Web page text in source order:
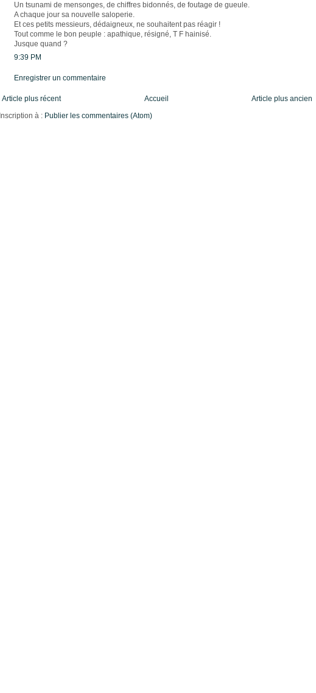
Un tsunami de mensonges, de chiffres bidonnés, de foutage de gueule.
A chaque jour sa nouvelle saloperie.
Et ces petits messieurs, dédaigneux, ne souhaitent pas réagir !
Tout comme le bon peuple : apathique, résigné, T F hainisé.
Jusque quand ?
9:39 PM
Enregistrer un commentaire
Article plus récent Article plus ancien
Accueil
Inscription à : Publier les commentaires (Atom)